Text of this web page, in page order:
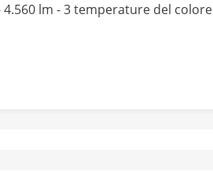
4.560 lm - 3 temperature del colore